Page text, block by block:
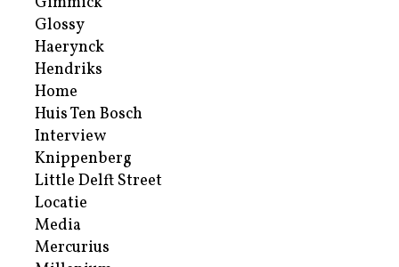
Glossy
Haerynck
Hendriks
Home
Huis Ten Bosch
Interview
Knippenberg
Little Delft Street
Locatie
Media
Mercurius